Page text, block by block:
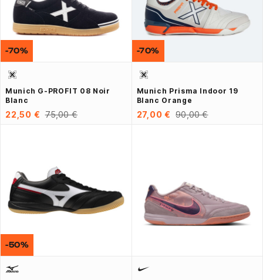
Munich G-PROFIT 08 Noir
Blanc
22,50 € 75,00 €
-70%
Munich Prisma Indoor 19
Blanc Orange
27,00 € 90,00 €
-70%
-50%